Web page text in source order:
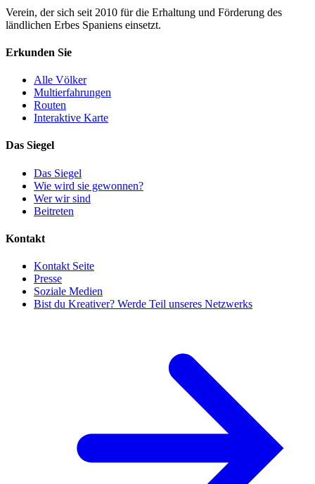
Verein, der sich seit 2010 für die Erhaltung und Förderung des
ländlichen Erbes Spaniens einsetzt.
Erkunden Sie
Alle Völker
Multierfahrungen
Routen
Interaktive Karte
Das Siegel
Das Siegel
Wie wird sie gewonnen?
Wer wir sind
Beitreten
Kontakt
Kontakt Seite
Presse
Soziale Medien
Bist du Kreativer? Werde Teil unseres Netzwerks